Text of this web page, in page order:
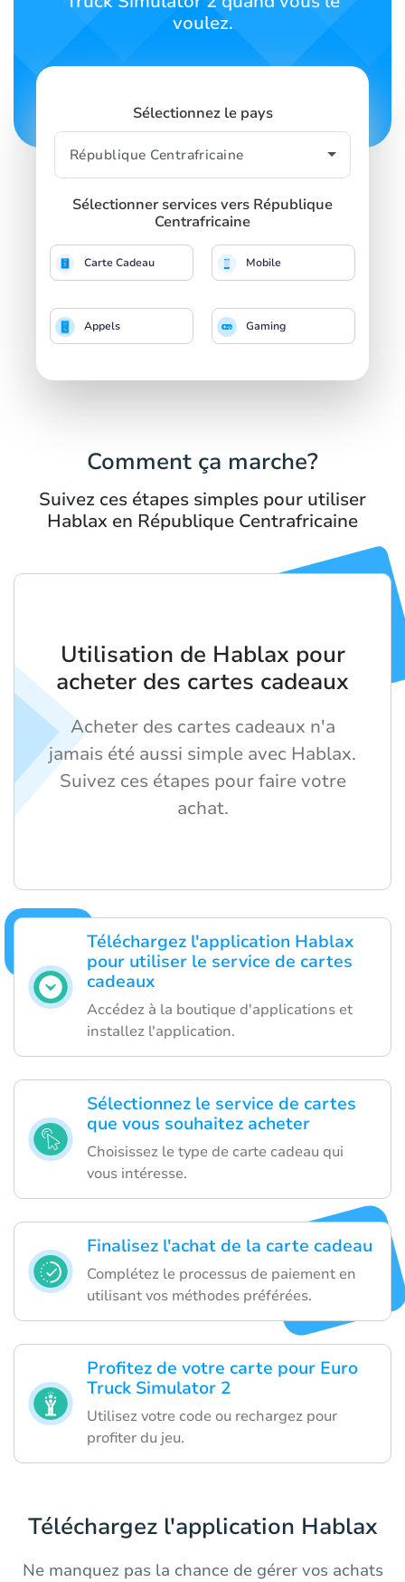
voulez.
Sélectionnez le pays
Sélectionner services vers République
Centrafricaine
Carte Cadeau Mobile
Appels Gaming
Comment ça marche?
Suivez ces étapes simples pour utiliser
Hablax en République Centrafricaine
Téléchargez l'application Hablax
pour utiliser le service de cartes
cadeaux
Accédez à la boutique d'applications et
installez l'application.
Sélectionnez le service de cartes
que vous souhaitez acheter
Choisissez le type de carte cadeau qui
vous intéresse.
Finalisez l'achat de la carte cadeau
Complétez le processus de paiement en
utilisant vos méthodes préférées.
Profitez de votre carte pour Euro
Truck Simulator 2
Utilisez votre code ou rechargez pour
profiter du jeu.
Utilisation de Hablax pour
acheter des cartes cadeaux
Acheter des cartes cadeaux n'a
jamais été aussi simple avec Hablax.
Suivez ces étapes pour faire votre
achat.
Téléchargez l'application Hablax
Ne manquez pas la chance de gérer vos achats